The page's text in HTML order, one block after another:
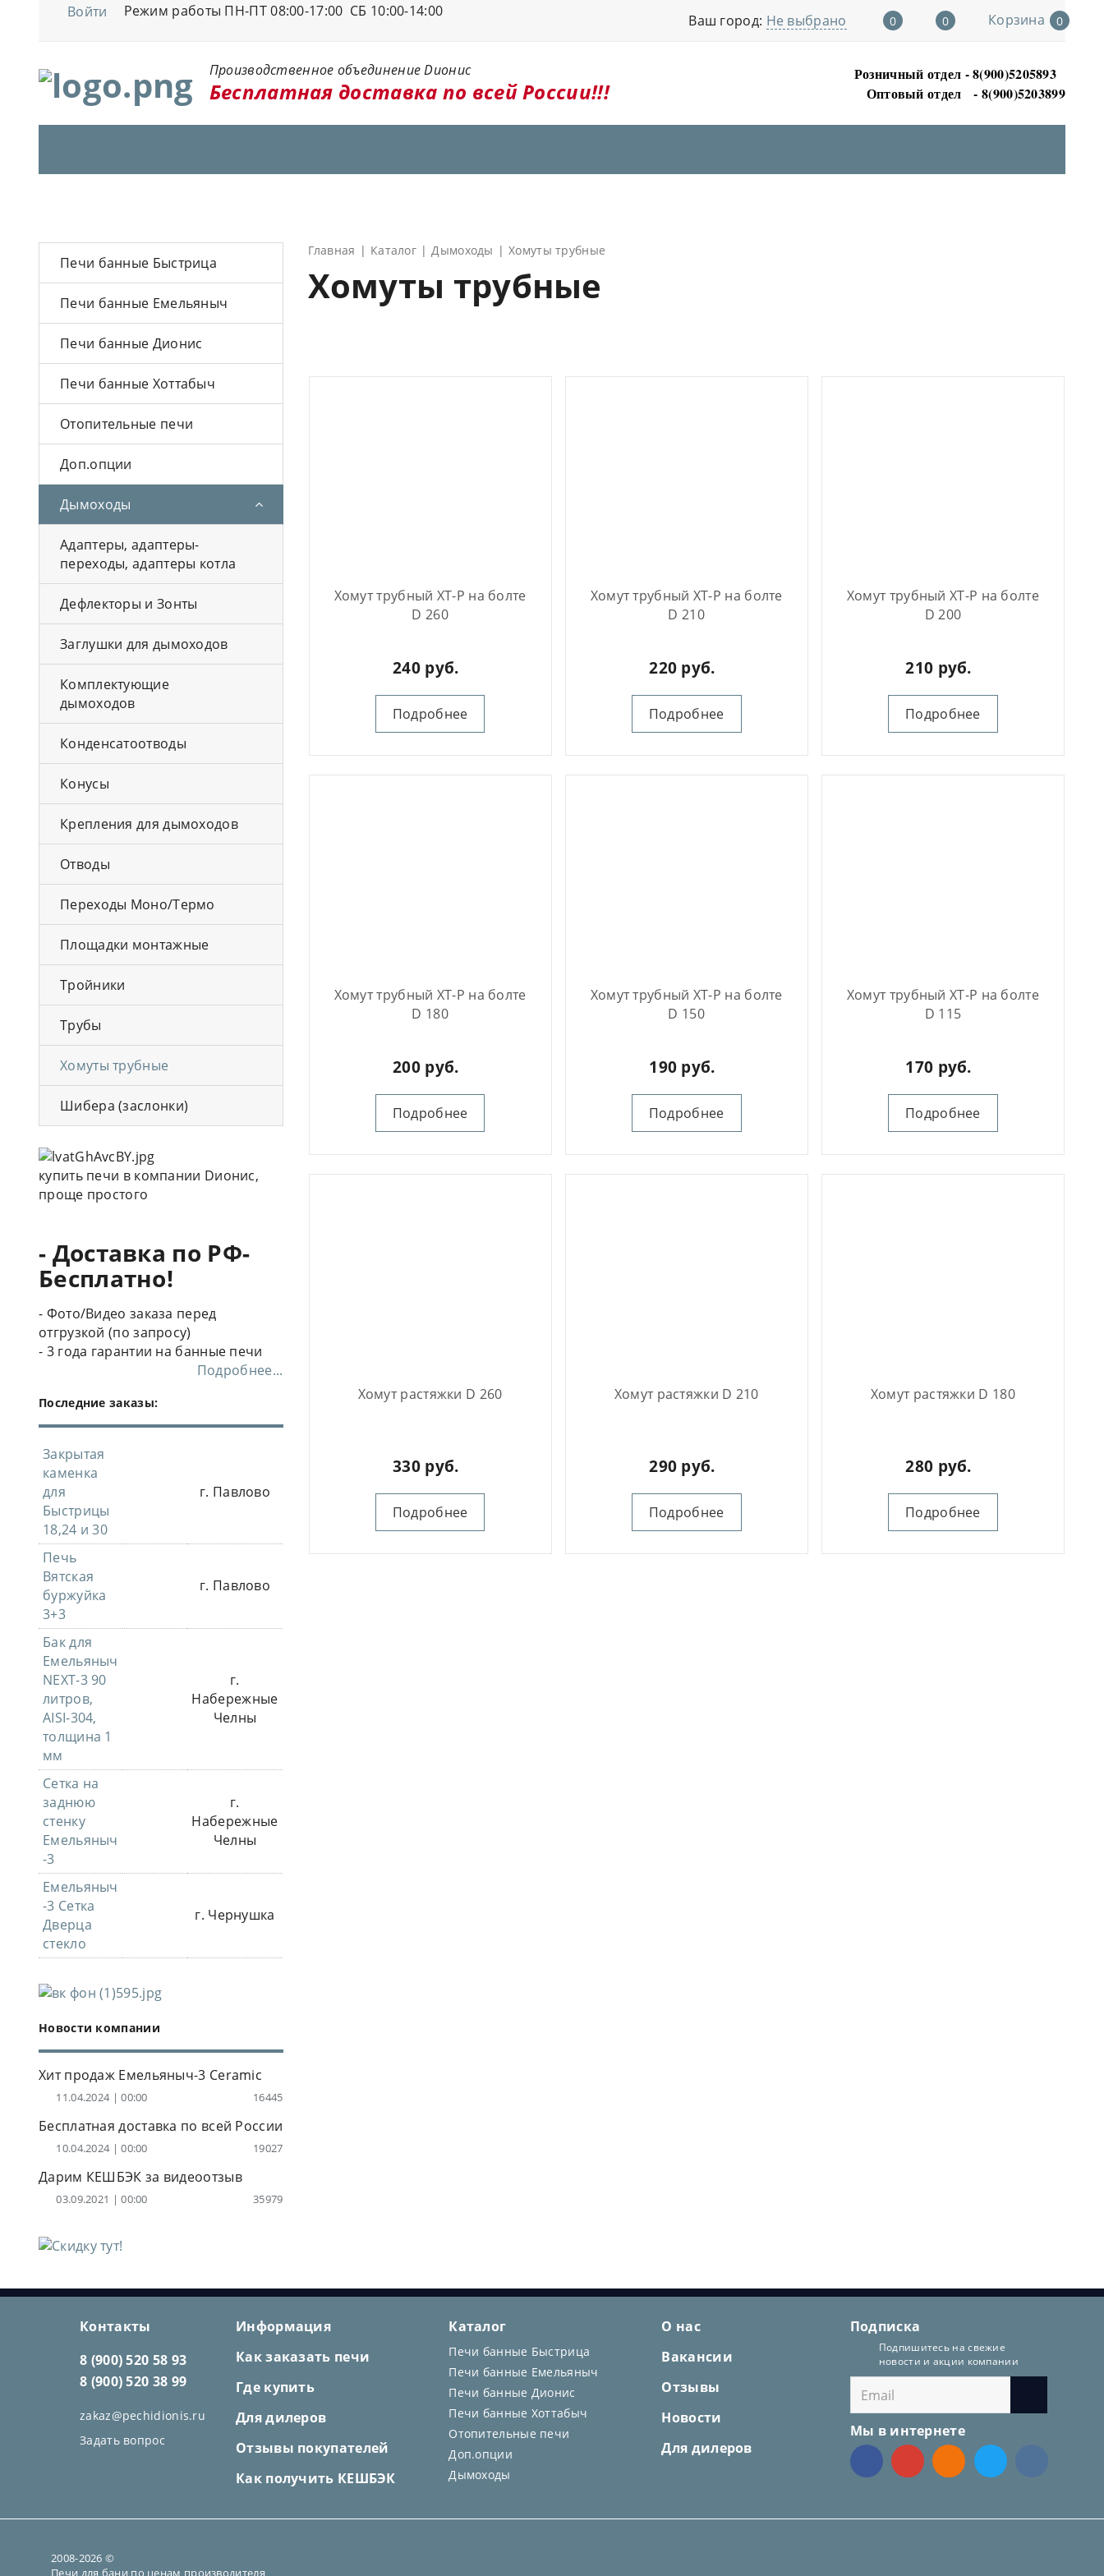
Войти Режим работы ПН-ПТ 08:00-17:00 СБ 10:00-14:00
Ваш город: Не выбрано 0 0 Корзина 0
Производственное объединение Dионис
Бесплатная доставка по всей России!!!
Розничный отдел - 8(900)5205893
Оптовый отдел- 8(900)5203899
Главная Каталог Дымоходы Хомуты трубные
Хомуты трубные
Хомут трубный ХТ-Р на болте
D 260
240 руб.
Подробнее
Хомут трубный ХТ-Р на болте
D 210
220 руб.
Подробнее
Хомут трубный ХТ-Р на болте
D 200
210 руб.
Подробнее
Хомут трубный ХТ-Р на болте
D 180
200 руб.
Подробнее
Хомут трубный ХТ-Р на болте
D 150
190 руб.
Подробнее
Хомут трубный ХТ-Р на болте
D 115
170 руб.
Подробнее
Хомут растяжки D 260
330 руб.
Подробнее
Хомут растяжки D 210
290 руб.
Подробнее
Хомут растяжки D 180
280 руб.
Подробнее
Печи банные Быстрица
Печи банные Емельяныч
Печи банные Дионис
Печи банные Хоттабыч
Отопительные печи
Доп.опции
Дымоходы
Адаптеры, адаптеры-
переходы, адаптеры котла
Дефлекторы и Зонты
Заглушки для дымоходов
Комплектующие
дымоходов
Конденсатоотводы
Конусы
Крепления для дымоходов
Отводы
Переходы Моно/Термо
Площадки монтажные
Тройники
Трубы
Хомуты трубные
Шибера (заслонки)
купить печи в компании Dионис,
проще простого
- Доставка по РФ-
Бесплатно!
- Фото/Видео заказа перед
отгрузкой (по запросу)
- 3 года гарантии на банные печи
Подробнее...
Последние заказы:
Закрытая
каменка
для
Быстрицы
18,24 и 30
г. Павлово
Печь
Вятская
буржуйка
3+3
г. Павлово
Бак для
Емельяныч
NEXT-3 90
литров,
AISI-304,
толщина 1
мм
г.
Набережные
Челны
Сетка на
заднюю
стенку
Емельяныч
-3
г.
Набережные
Челны
Емельяныч
-3 Сетка
Дверца
стекло
г. Чернушка
Новости компании
Хит продаж Емельяныч-3 Ceramic
11.04.2024 | 00:00 16445
Бесплатная доставка по всей России
10.04.2024 | 00:00 19027
Дарим КЕШБЭК за видеоотзыв
03.09.2021 | 00:00 35979
Контакты
8 (900) 520 58 93
8 (900) 520 38 99
zakaz@pechidionis.ru
Задать вопрос
Подписка
Подпишитесь на свежие
новости и акции компании
Мы в интернете
Информация
Как заказать печи
Где купить
Для дилеров
Отзывы покупателей
Как получить КЕШБЭК
Каталог
Печи банные Быстрица
Печи банные Емельяныч
Печи банные Дионис
Печи банные Хоттабыч
Отопительные печи
Доп.опции
Дымоходы
О нас
Вакансии
Отзывы
Новости
Для дилеров
2008-2026 ©
Печи для бани по ценам производителя